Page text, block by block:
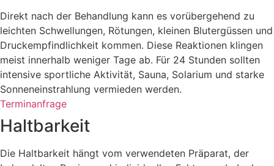
Direkt nach der Behandlung kann es vorübergehend zu
leichten Schwellungen, Rötungen, kleinen Blutergüssen und
Druckempfindlichkeit kommen. Diese Reaktionen klingen
meist innerhalb weniger Tage ab. Für 24 Stunden sollten
intensive sportliche Aktivität, Sauna, Solarium und starke
Sonneneinstrahlung vermieden werden.
Terminanfrage
Haltbarkeit
Die Haltbarkeit hängt vom verwendeten Präparat, der